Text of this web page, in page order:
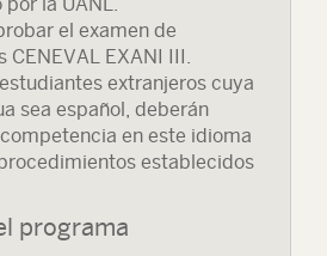
el examen de
CENEVAL EXANI III.
extranjeros cuya
sea español, deberán
en este idioma
establecidos
programa